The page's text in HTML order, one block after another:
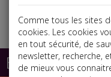
Base documentaire
Comme tous les sites
cookies. Les cookies
en tout sécurité, de
newsletter, recherche,
de mieux vous